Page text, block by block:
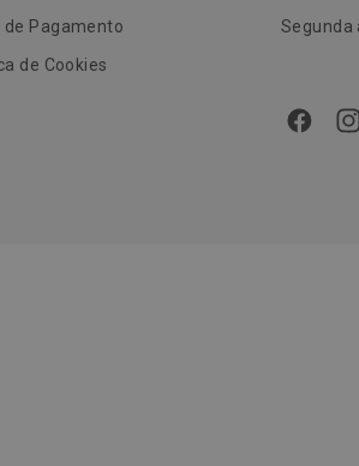
de Pagamento
de Cookies
Segunda